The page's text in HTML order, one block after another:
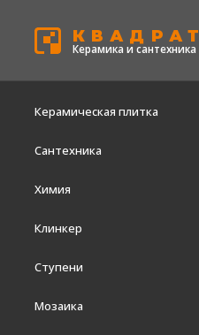
КВАДРАТ
Керамика и сантехника
Керамическая плитка
Сантехника
Химия
Клинкер
Ступени
Мозаика